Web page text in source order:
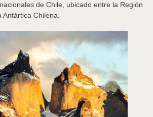
de Chile, ubicado entre la Región
Chilena.